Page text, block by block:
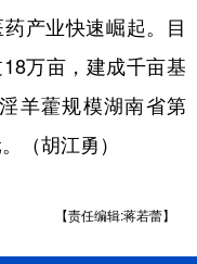
عربى
語 한국어
产业快速崛起。目
万亩，建成千亩基
羊藿规模湖南省第
（胡江勇）
【责任编辑:蒋若蕾】